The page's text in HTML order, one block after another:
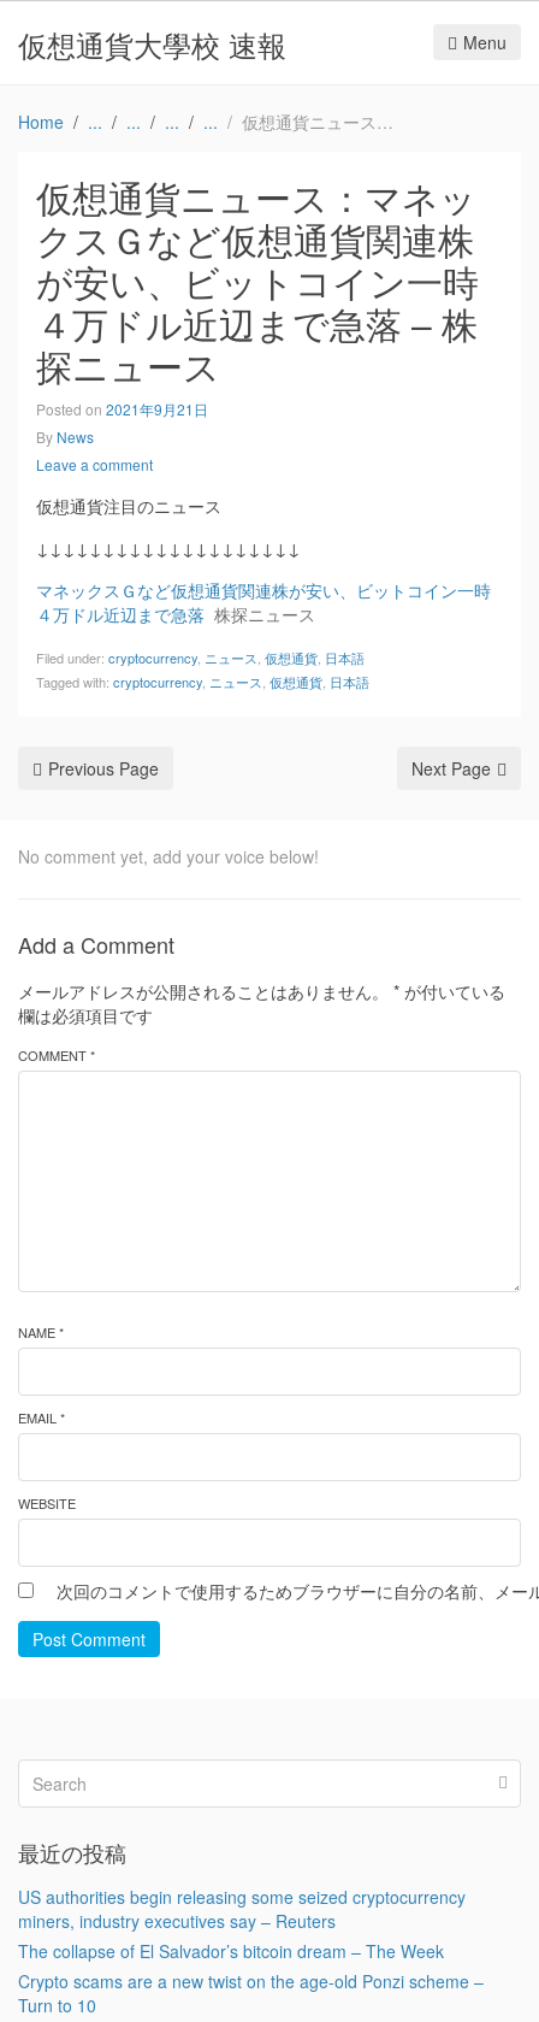
仮想通貨大學校 速報 Menu
Home 仮想通貨ニュース：マネックスＧなど仮想通貨関連株が安い、ビットコイン一時４万ドル近辺まで急落 – 株探ニュース
仮想通貨ニュース：マネッ
クスＧなど仮想通貨関連株
が安い、ビットコイン一時
４万ドル近辺まで急落 – 株
探ニュース
Posted on 2021年9月21日
By News
Leave a comment
仮想通貨注目のニュース
↓↓↓↓↓↓↓↓↓↓↓↓↓↓↓↓↓↓↓↓
マネックスＧなど仮想通貨関連株が安い、ビットコイン一時
４万ドル近辺まで急落 株探ニュース
Filed under: cryptocurrency ニュース 仮想通貨 日本語
Tagged with: cryptocurrency ニュース 仮想通貨 日本語
Previous Page Next Page
No comment yet, add your voice below!
Add a Comment
メールアドレスが公開されることはありません。 * が付いている
欄は必須項目です
COMMENT *
NAME *
EMAIL *
WEBSITE
次回のコメントで使用するためブラウザーに自分の名前、メー
Post Comment
最近の投稿
US authorities begin releasing some seized cryptocurrency
miners, industry executives say – Reuters
The collapse of El Salvador’s bitcoin dream – The Week
Crypto scams are a new twist on the age-old Ponzi scheme –
Turn to 10